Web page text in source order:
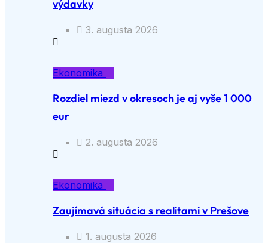
výdavky
3. augusta 2026
Ekonomika
Rozdiel miezd v okresoch je aj vyše 1 000
eur
2. augusta 2026
Ekonomika
Zaujímavá situácia s realitami v Prešove
1. augusta 2026